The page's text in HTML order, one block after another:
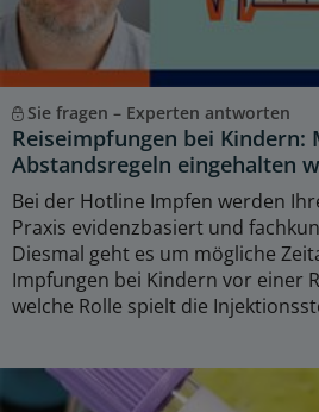
Sie fragen – Experten antworten
Reiseimpfungen bei Kindern:
Abstandsregeln eingehalten
Bei der Hotline Impfen werden
Praxis evidenzbasiert und
Diesmal geht es um mögliche
Impfungen bei Kindern vor einer
welche Rolle spielt die